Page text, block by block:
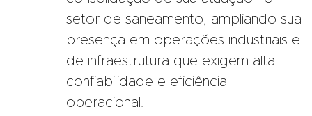
setor de saneamento, ampliando sua
presença em operações industriais e
de infraestrutura que exigem alta
confiabilidade e eficiência
operacional.